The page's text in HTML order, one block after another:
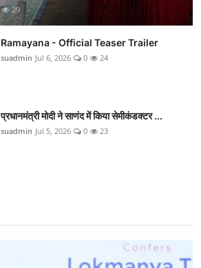
29
Ramayana - Official Teaser Trailer
suadmin Jul 6, 2026 0 24
प्रधानमंत्री मोदी ने साणंद में किया सेमीकंडक्टर ...
suadmin Jul 5, 2026 0 23